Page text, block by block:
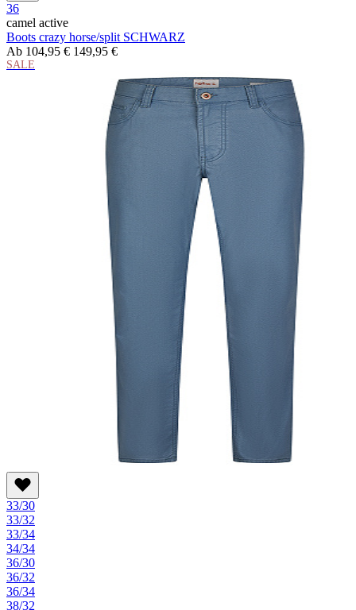
36
camel active
Boots crazy horse/split SCHWARZ
Ab 104,95 € 149,95 €
SALE
33/30
33/32
33/34
34/34
36/30
36/32
36/34
38/32